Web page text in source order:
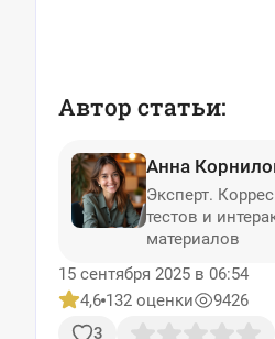
Автор статьи:
Анна
Эксперт.
тестов и
материалов
15 сентября 2025 в 06:54
4,6 132 оценки
9426
3